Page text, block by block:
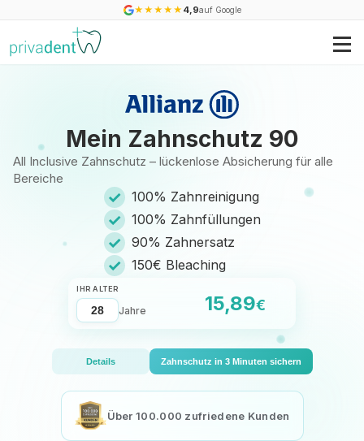
★ ★ ★ ★ ★ 4,9auf Google
Mein Zahnschutz 90
All Inclusive Zahnschutz – lückenlose Absicherung für alle
Bereiche
✓ 100% Zahnreinigung
✓ 100% Zahnfüllungen
✓ 90% Zahnersatz
✓ 150€ Bleaching
IHR ALTER
Jahre 15,89€
Details Zahnschutz in 3 Minuten sichern
Über 100.000 zufriedene Kunden